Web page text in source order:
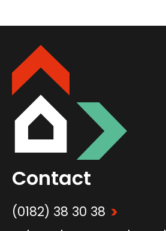
Contact
(0182) 38 30 38 >